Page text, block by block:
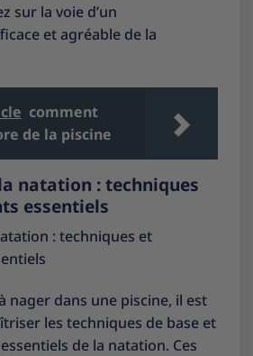
sur la voie d’un
et agréable de la
comment
de la piscine
natation : techniques
essentiels
: techniques et
nager dans une piscine, il est
les techniques de base et
de la natation. Ces